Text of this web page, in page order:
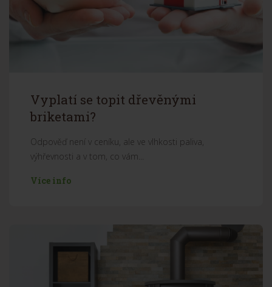
Vyplatí se topit dřevěnými
briketami?
Odpověď není v ceníku, ale ve vlhkosti paliva,
výhřevnosti a v tom, co vám...
Více info